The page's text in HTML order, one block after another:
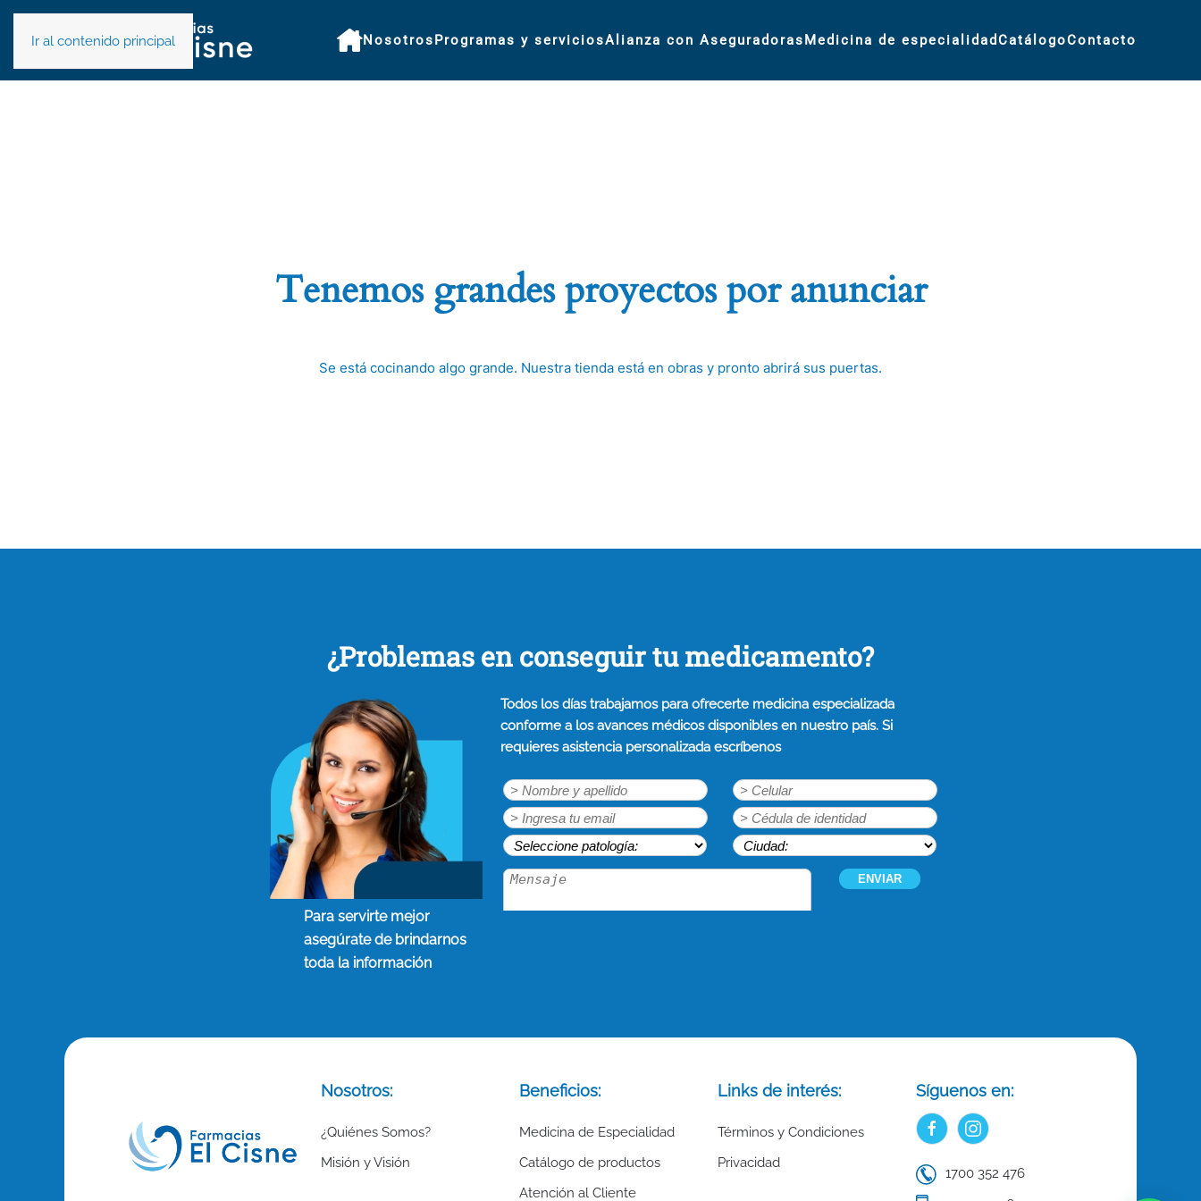
Ir al contenido principal NosotrosProgramas y serviciosAlianza con AseguradorasMedicina de especialidad CatálogoContacto
Tenemos grandes proyectos por anunciar
Se está cocinando algo grande. Nuestra tienda está en obras y pronto abrirá sus puertas.
¿Problemas en conseguir tu medicamento?
Para servirte mejor
asegúrate de brindarnos
toda la información
Todos los días trabajamos para ofrecerte medicina especializada
conforme a los avances médicos disponibles en nuestro país. Si
requieres asistencia personalizada escríbenos
Nosotros:
¿Quiénes Somos?
Misión y Visión
Beneficios:
Medicina de Especialidad
Catálogo de productos
Atención al Cliente
Links de interés:
Términos y Condiciones
Privacidad
Síguenos en:
1700 352 476